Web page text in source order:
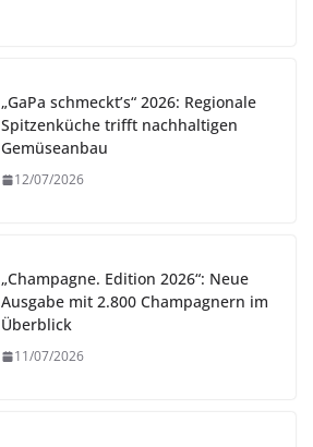
„GaPa schmeckt’s“ 2026: Regionale
Spitzenküche trifft nachhaltigen
Gemüseanbau
12/07/2026
„Champagne. Edition 2026“: Neue
Ausgabe mit 2.800 Champagnern im
Überblick
11/07/2026